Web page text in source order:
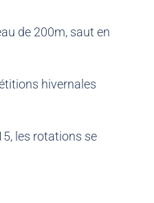
de 200m, saut en
hivernales
les rotations se